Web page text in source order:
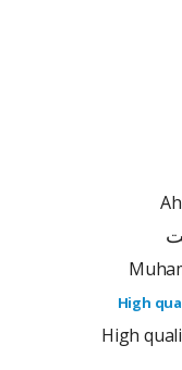
High
High